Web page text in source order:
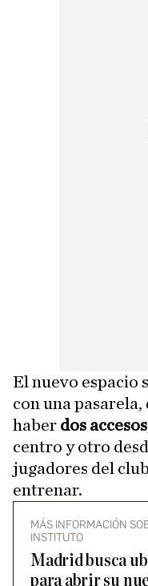
El nuevo espacio
con una
haber dos accesos
centro y otro
jugadores del
entrenar.
MÁS INFORMACIÓN
INSTITUTO
Madrid busca
para abrir su